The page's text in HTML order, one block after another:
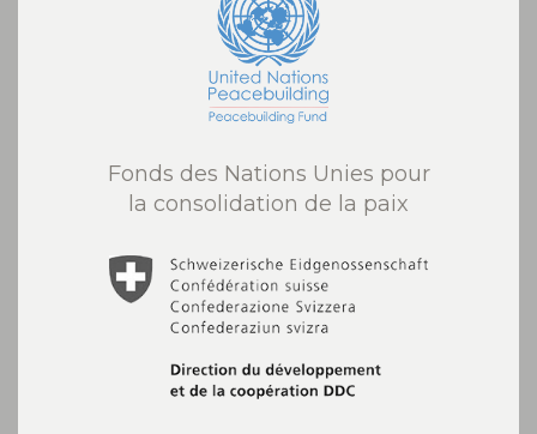
Fonds des Nations Unies pour
la consolidation de la paix